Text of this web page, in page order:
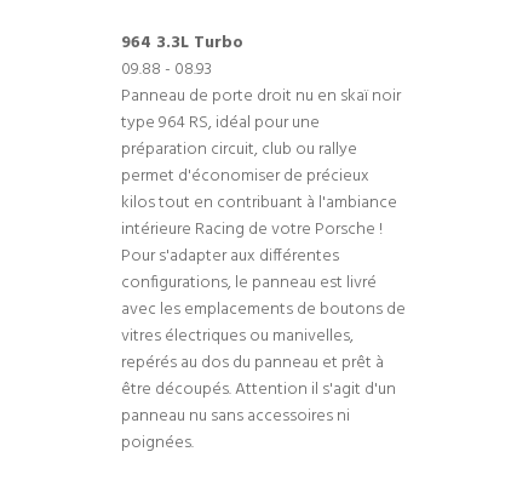
964 3.3L Turbo
09.88 - 08.93
Panneau de porte droit nu en skaï noir
type 964 RS, idéal pour une
préparation circuit, club ou rallye
permet d'économiser de précieux
kilos tout en contribuant à l'ambiance
intérieure Racing de votre Porsche !
Pour s'adapter aux différentes
configurations, le panneau est livré
avec les emplacements de boutons de
vitres électriques ou manivelles,
repérés au dos du panneau et prêt à
être découpés. Attention il s'agit d'un
panneau nu sans accessoires ni
poignées.